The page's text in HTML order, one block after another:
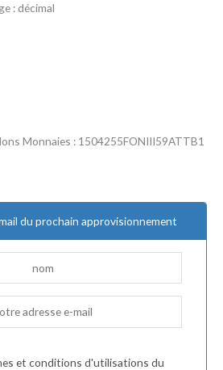
: décimal
Monnaies : 1504255FONIII59ATTB1
du prochain approvisionnement
et conditions d'utilisations du